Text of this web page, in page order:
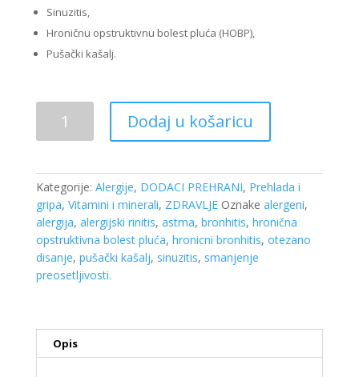
Sinuzitis,
Hroničnu opstruktivnu bolest pluća (HOBP),
Pušački kašalj.
,250G
preparat
disajne
puteve.
količina
Dodaj u košaricu
Kategorije: Alergije, DODACI PREHRANI, Prehlada i
gripa, Vitamini i minerali, ZDRAVLJE Oznake alergeni,
alergija, alergijski rinitis, astma, bronhitis, hronična
opstruktivna bolest pluća, hronicni bronhitis, otezano
disanje, pušački kašalj, sinuzitis, smanjenje
preosetljivosti.
Opis